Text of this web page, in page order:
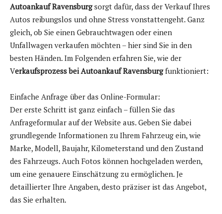
Autoankauf Ravensburgsorgt dafür, dass der Verkauf Ihres
Autos reibungslos und ohne Stress vonstattengeht. Ganz
gleich, ob Sie einen Gebrauchtwagen oder einen
Unfallwagen verkaufen möchten – hier sind Sie in den
besten Händen. Im Folgenden erfahren Sie, wie der
Verkaufsprozess bei Autoankauf Ravensburgfunktioniert:
Einfache Anfrage über das Online-Formular:
Der erste Schritt ist ganz einfach – füllen Sie das
Anfrageformular auf der Website aus. Geben Sie dabei
grundlegende Informationen zu Ihrem Fahrzeug ein, wie
Marke, Modell, Baujahr, Kilometerstand und den Zustand
des Fahrzeugs. Auch Fotos können hochgeladen werden,
um eine genauere Einschätzung zu ermöglichen. Je
detaillierter Ihre Angaben, desto präziser ist das Angebot,
das Sie erhalten.